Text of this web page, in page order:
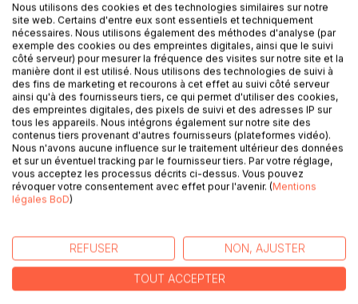
DESCRIPTION
Un jeune couple, Sandra et Alain, s'élance dans la vie avec
des projets plein la tête. Mais très vite, leurs métiers, leurs
choix, les contraintes quotidiennes mettent leurs relations
et leur amour à l'épreuve. Les naissances, les décès, les
joies s'enchaînent avec leurs lots de disputes et
d'incompréhensions. Le temps passe, la tendresse et
l'émotion s'amenuisent, creusant des fossés entre eux. De
quel côté penchera la balance des décisions et des choix ?
Comment vont-ils réagir ? Parviendront-ils à inverser cette
tendance ? Sauront-ils retrouver un équilibre juste et vital ?
?
Comme nous le dévoile ce roman, les réponses ne vont
Nous utilisons des cookies et des technologies similaires sur notre
site web. Certains d'entre eux sont essentiels et techniquement
nécessaires. Nous utilisons également des méthodes d'analyse (par
exemple des cookies ou des empreintes digitales, ainsi que le suivi
côté serveur) pour mesurer la fréquence des visites sur notre site et la
manière dont il est utilisé. Nous utilisons des technologies de suivi à
des fins de marketing et recourons à cet effet au suivi côté serveur
ainsi qu'à des fournisseurs tiers, ce qui permet d'utiliser des cookies,
des empreintes digitales, des pixels de suivi et des adresses IP sur
tous les appareils. Nous intégrons également sur notre site des
contenus tiers provenant d'autres fournisseurs (plateformes vidéo).
Nous n'avons aucune influence sur le traitement ultérieur des données
et sur un éventuel tracking par le fournisseur tiers. Par votre réglage,
vous acceptez les processus décrits ci-dessus. Vous pouvez
révoquer votre consentement avec effet pour l'avenir. (Mentions
légales BoD)
REFUSER NON, AJUSTER
TOUT ACCEPTER